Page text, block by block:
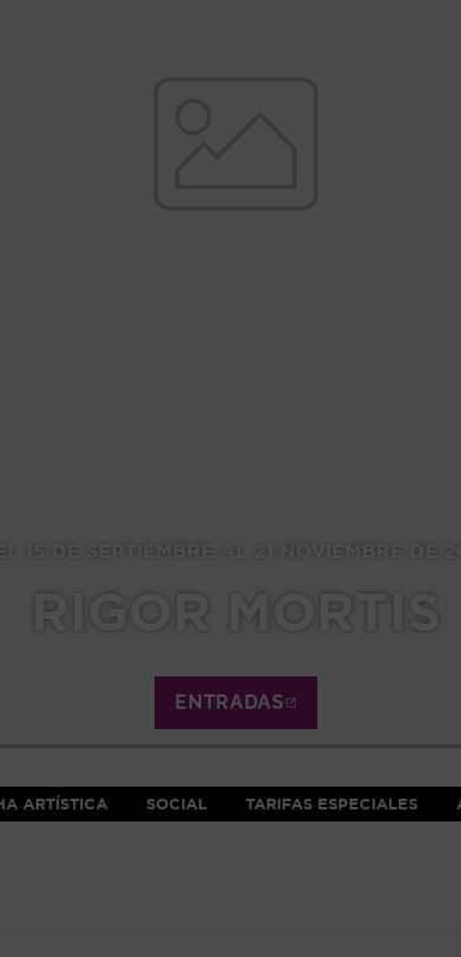
15 DE SEPTIEMBRE AL 21 NOVIEMBRE DE
RIGOR MORTIS
ENTRADAS
ARTÍSTICA SOCIAL TARIFAS ESPECIALES